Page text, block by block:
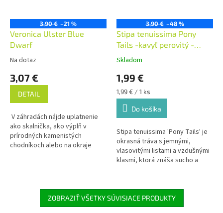
3,90 € –21 %
Veronica Ulster Blue
Dwarf
Na dotaz
3,07 €
DETAIL
V záhradách nájde uplatnenie
ako skalnička, ako výplň v
prírodných kamenistých
chodníkoch alebo na okraje
prezimovať, a to aj pri
intenzívnych mrazoch.
3,90 € –48 %
Stipa tenuissima Pony
Tails -kavyľ perovitý -
AKCIA
Skladom
1,99 €
Jednotková
cena:
1,99 € / 1 ks
Do košíka
Stipa tenuissima 'Pony Tails' je
okrasná tráva s jemnými,
vlasovitými listami a vzdušnými
klasmi, ktorá znáša sucho a
sezóny prefarbujú do zlatistých
odtieňov a pri každom závane
vetra sa rozvlnia.
ZOBRAZIŤ VŠETKY SÚVISIACE PRODUKTY